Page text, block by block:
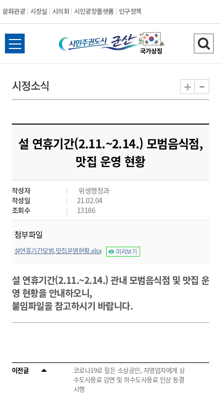
문화관광 시장실 시의회 시민광장플랫폼 인구정책
시
민
도
시
군
산
전
체
뉴
열
검
색
기
시정소식 + -
설 연휴기간(2.11.~2.14.) 모범음식점,
맛집 운영 현황
작성자
위생행정과
작성일
21.02.04
조회수
13186
첨부파일
설연휴기간모범,맛집운영현황.xlsx 미리보기
설 연휴기간(2.11.~2.14.) 관내 모범음식점 및 맛집 운
영 현황을 안내하오니,
붙임파일을참고하시기 바랍니다.
이전글
코로나19로 힘든 소상공인, 자영업자에게 상
수도사용료 감면 및 하수도사용료 인상 동결
시행